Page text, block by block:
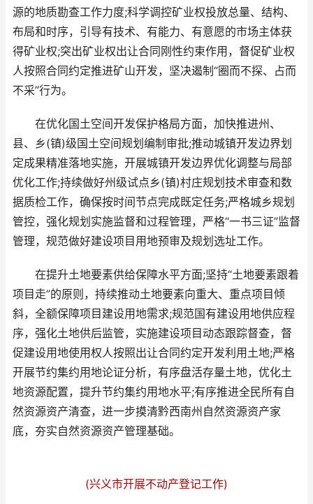
源的地质勘查工作力度;科学调控矿业权投放总量、结构、
布局和时序，引导有技术、有能力、有意愿的市场主体获
得矿业权;突出矿业权出让合同刚性约束作用，督促矿业权
人按照合同约定推进矿山开发，坚决遏制“圈而不探、占而
不采”行为。
在优化国土空间开发保护格局方面，加快推进州、
县、乡(镇)级国土空间规划编制审批;推动城镇开发边界划
定成果精准落地实施，开展城镇开发边界优化调整与局部
优化工作;持续做好州级试点乡(镇)村庄规划技术审查和数
据质检工作，确保按时间节点完成既定任务;严格城乡规划
管控，强化规划实施监督和过程管理，严格“一书三证”监督
管理，规范做好建设项目用地预审及规划选址工作。
在提升土地要素供给保障水平方面;坚持“土地要素跟着
项目走”的原则，持续推动土地要素向重大、重点项目倾
斜，全额保障项目建设用地需求;规范国有建设用地供应程
序，强化土地供后监管，实施建设项目动态跟踪督查，督
促建设用地使用权人按照出让合同约定开发利用土地;严格
开展节约集约用地论证分析，有序盘活存量土地，优化土
地资源配置，提升节约集约用地水平;有序推进全民所有自
然资源资产清查，进一步摸清黔西南州自然资源资产家
底，夯实自然资源资产管理基础。
(兴义市开展不动产登记工作)